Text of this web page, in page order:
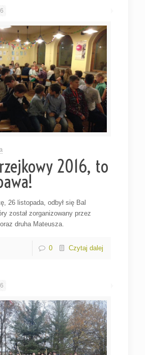
2016, to
26 listopada, odbył się Bal
został zorganizowany przez
druha Mateusza.
0 Czytaj dalej